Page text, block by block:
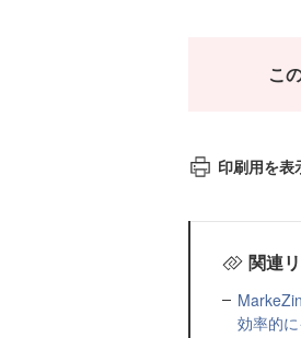
こ
印刷用を表
関連
効率的